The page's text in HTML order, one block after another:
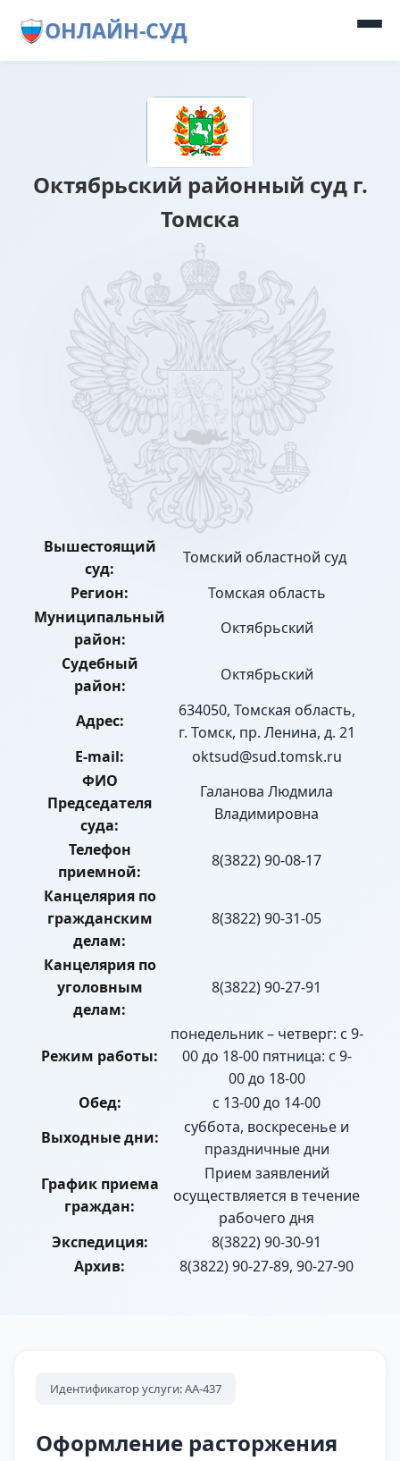
ОНЛАЙН-СУД
Октябрьский районный суд г.
Томска
Вышестоящий
суд:
Томский областной суд
Регион:
Томская область
Муниципальный
район:
Октябрьский
Судебный
район:
Октябрьский
Адрес:
634050, Томская область,
г. Томск, пр. Ленина, д. 21
E-mail:
oktsud@sud.tomsk.ru
ФИО
Председателя
суда:
Галанова Людмила
Владимировна
Телефон
приемной:
8(3822) 90-08-17
Канцелярия по
гражданским
делам:
8(3822) 90-31-05
Канцелярия по
уголовным
делам:
8(3822) 90-27-91
Режим работы:
понедельник – четверг: с 9-
00 до 18-00 пятница: с 9-
00 до 18-00
Обед:
с 13-00 до 14-00
Выходные дни:
суббота, воскресенье и
праздничные дни
График приема
граждан:
Прием заявлений
осуществляется в течение
рабочего дня
Экспедиция:
8(3822) 90-30-91
Архив:
8(3822) 90-27-89, 90-27-90
Идентификатор услуги: АА-437
Оформление расторжения